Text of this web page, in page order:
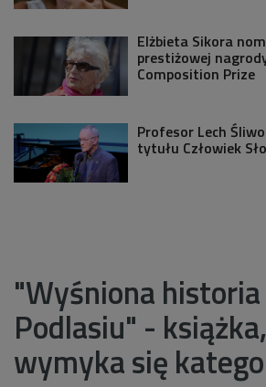
Elżbieta Sikora
prestiżowej
Composition Prize
Profesor Lech
tytułu Człowiek
"Wyśniona
Podlasiu" -
wymyka się